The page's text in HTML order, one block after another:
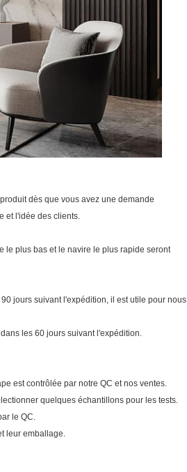
dès que vous avez une demande
et l'idée des clients.
le plus bas et le navire le plus rapide seront
jours suivant l'expédition, il est utile pour nous
les 60 jours suivant l'expédition.
est contrôlée par notre QC et nos ventes.
quelques échantillons pour les tests.
le QC.
leur emballage.